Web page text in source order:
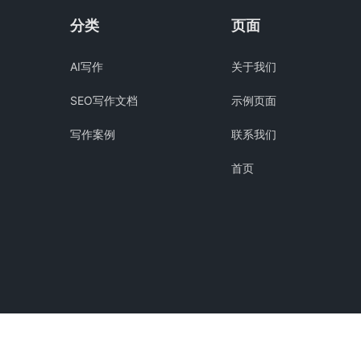
分类
AI写作
SEO写作文档
写作案例
页面
关于我们
示例页面
联系我们
首页